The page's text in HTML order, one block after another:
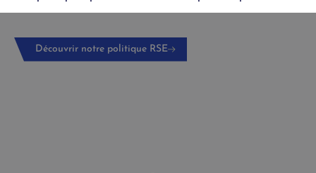
Découvrir notre politique RSE